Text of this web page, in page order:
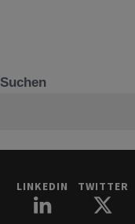
Suchen
LINKEDIN TWITTER